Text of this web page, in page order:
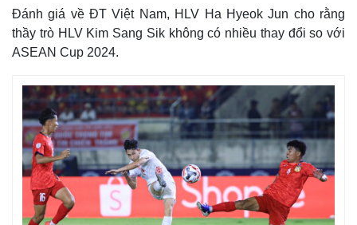
Thế giới
Quan sát
Cuộc sống đó đây
Hồ sơ
Multimedia
Video
Ảnh
E-Magazine
Infographic
Đánh giá về ĐT Việt Nam, HLV Ha Hyeok Jun cho rằng
thầy trò HLV Kim Sang Sik không có nhiều thay đổi so với
ASEAN Cup 2024.